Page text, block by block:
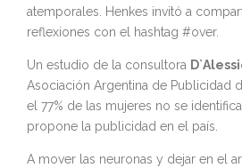
atemporales. Henkes invitó a
reflexiones con el hashtag #over.
Un estudio de la consultora
Asociación Argentina de Publicidad
el 77% de las mujeres no se
propone la publicidad en el país.
A mover las neuronas y dejar en el